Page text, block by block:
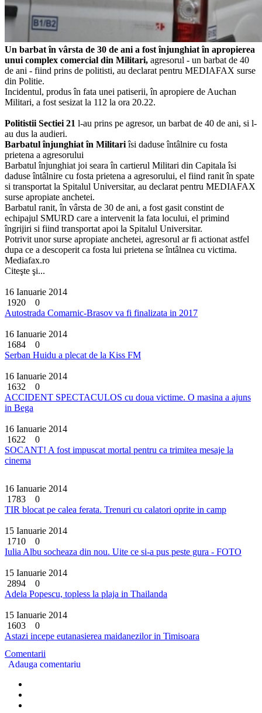
Un barbat în vârsta de 30 de ani a fost înjunghiat în apropierea
unui complex comercial din Militari, agresorul - un barbat de 40
de ani - fiind prins de politisti, au declarat pentru MEDIAFAX surse
din Politie.
Incidentul, produs în fata unei patiserii, în apropiere de Auchan
Militari, a fost sesizat la 112 la ora 20.22.
Politistii Sectiei 21 l-au prins pe agresor, un barbat de 40 de ani, si l-
au dus la audieri.
Barbatul înjunghiat în Militariîsi daduse întâlnire cu fosta
prietena a agresorului
Barbatul înjunghiat joi seara în cartierul Militari din Capitala îsi
daduse întâlnire cu fosta prietena a agresorului, el fiind ranit în spate
si transportat la Spitalul Universitar, au declarat pentru MEDIAFAX
surse apropiate anchetei.
Barbatul ranit, în vârsta de 30 de ani, a fost gasit constint de
echipajul SMURD care a intervenit la fata locului, el primind
îngrijiri si fiind transportat apoi la Spitalul Universitar.
Potrivit unor surse apropiate anchetei, agresorul ar fi actionat astfel
dupa ce a descoperit ca fosta lui prietena se întâlnea cu victima.
Mediafax.ro
Citeşte şi...
16 Ianuarie 2014
1920
0
Autostrada Comarnic-Brasov va fi finalizata in 2017
16 Ianuarie 2014
1684
0
Serban Huidu a plecat de la Kiss FM
16 Ianuarie 2014
1632
0
ACCIDENT SPECTACULOS cu doua victime. O masina a ajuns
in Bega
16 Ianuarie 2014
1622
0
SOCANT! A fost impuscat mortal pentru ca trimitea mesaje la
cinema
16 Ianuarie 2014
1783
0
TIR blocat pe calea ferata. Trenuri cu calatori oprite in camp
15 Ianuarie 2014
1710
0
Iulia Albu socheaza din nou. Uite ce si-a pus peste gura - FOTO
15 Ianuarie 2014
2894
0
Adela Popescu, topless la plaja in Thailanda
15 Ianuarie 2014
1603
0
Astazi incepe eutanasierea maidanezilor in Timisoara
Comentarii
Adauga comentariu